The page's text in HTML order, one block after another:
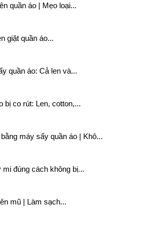
quần áo | Mẹo loại...
giặt quần áo...
quần áo: Cả len và...
bị co rút: Len, cotton,...
máy sấy quần áo | Khô...
đúng cách không bị...
mũ | Làm sạch...